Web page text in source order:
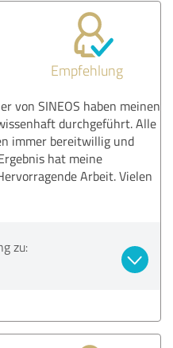
Empfehlung
von SINEOS haben meinen
durchgeführt. Alle
immer bereitwillig und
hat meine
Arbeit. Vielen
zu: